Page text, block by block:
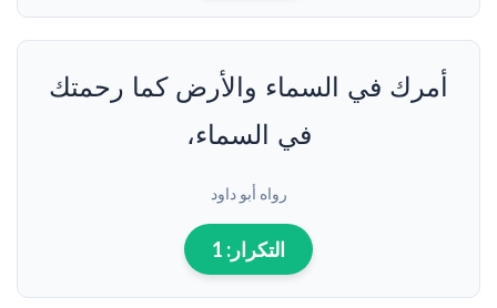
أمرك في السماء والأرض كما رحمتك
في السماء،
رواه أبو داود
التكرار: 1